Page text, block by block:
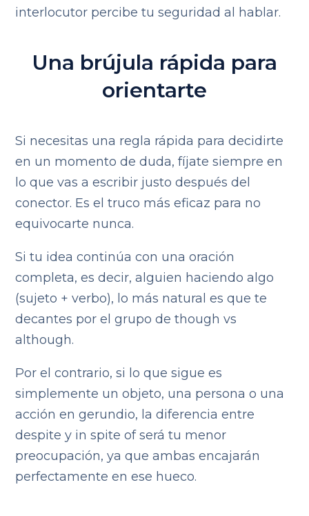
interlocutor percibe tu seguridad al hablar.
Una brújula rápida para
orientarte
Si necesitas una regla rápida para decidirte
en un momento de duda, fíjate siempre en
lo que vas a escribir justo después del
conector. Es el truco más eficaz para no
equivocarte nunca.
Si tu idea continúa con una oración
completa, es decir, alguien haciendo algo
(sujeto + verbo), lo más natural es que te
decantes por el grupo de though vs
although.
Por el contrario, si lo que sigue es
simplemente un objeto, una persona o una
acción en gerundio, la diferencia entre
despite y in spite of será tu menor
preocupación, ya que ambas encajarán
perfectamente en ese hueco.